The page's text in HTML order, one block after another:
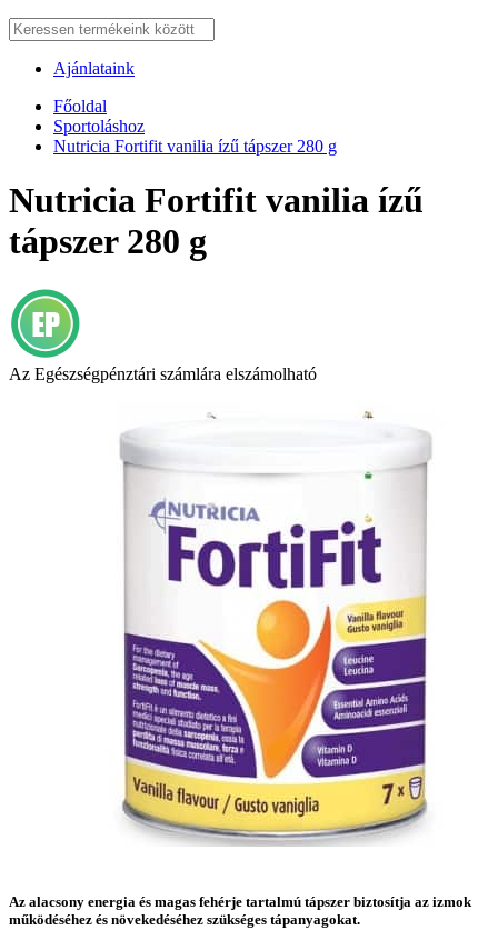
Ajánlataink
Főoldal
Sportoláshoz
Nutricia Fortifit vanilia ízű tápszer 280 g
Nutricia Fortifit vanilia ízű
tápszer 280 g
Az Egészségpénztári számlára elszámolható
Az alacsony energia és magas fehérje tartalmú tápszer biztosítja az izmok
működéséhez és növekedéséhez szükséges tápanyagokat.